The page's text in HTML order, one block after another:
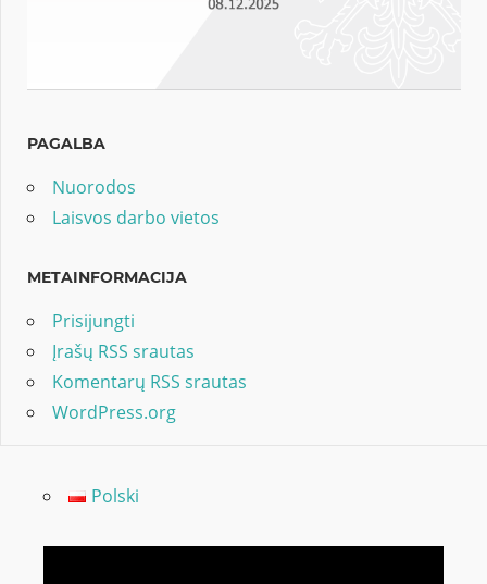
PAGALBA
Nuorodos
Laisvos darbo vietos
METAINFORMACIJA
Prisijungti
Įrašų RSS srautas
Komentarų RSS srautas
WordPress.org
Polski